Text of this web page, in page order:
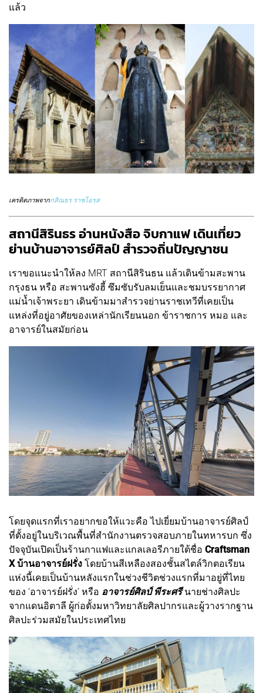
แล้ว
เครดิตภาพจากกสิณธร ราชโอรส
สถานีสิรินธร อ่านหนังสือ จิบกาแฟ เดินเที่ยว
ย่านบ้านอาจารย์ศิลป์ สำรวจถิ่นปัญญาชน
เราขอแนะนำให้ลง MRT สถานีสิรินธน แล้วเดินข้ามสะพาน
กรุงธน หรือ สะพานซังฮี้ ซึมซับรับลมเย็นและชมบรรยากาศ
แม่น้ำเจ้าพระยา เดินข้ามมาสำรวจย่านราชเทวีที่เคยเป็น
แหล่งที่อยู่อาศัยของเหล่านักเรียนนอก ข้าราชการ หมอ และ
อาจารย์ในสมัยก่อน
โดยจุดแรกที่เราอยากขอให้แวะคือ ไปเยี่ยมบ้านอาจารย์ศิลป์
ที่ตั้งอยู่ในบริเวณพื้นที่สำนักงานตรวจสอบภายในทหารบก ซึ่ง
ปัจจุบันเปิดเป็นร้านกาแฟและแกลเลอรีภายใต้ชื่อ Craftsman
X บ้านอาจารย์ฝรั่ง โดยบ้านสีเหลืองสองชั้นสไตล์วิกตอเรียน
แห่งนี้เคยเป็นบ้านหลังแรกในช่วงชีวิตช่วงแรกที่มาอยู่ที่ไทย
ของ ‘อาจารย์ฝรั่ง’ หรือ อาจารย์ศิลป์ พีระศรีนายช่างศิลปะ
จากแดนอิตาลี ผู้ก่อตั้งมหาวิทยาลัยศิลปากรและผู้วางรากฐาน
ศิลปะร่วมสมัยในประเทศไทย